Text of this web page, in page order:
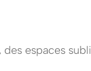
espaces